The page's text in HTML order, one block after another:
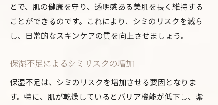
とで、肌の健康を守り、透明感ある美肌を長く維持する
ことができるのです。これにより、シミのリスクを減ら
し、日常的なスキンケアの質を向上させましょう。
保湿不足によるシミリスクの増加
保湿不足は、シミのリスクを増加させる要因となりま
す。特に、肌が乾燥しているとバリア機能が低下し、紫